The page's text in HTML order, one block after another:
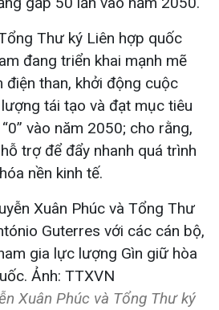
Thư ký Liên hợp quốc
đang triển khai mạnh mẽ
điện than, khởi động cuộc
tái tạo và đạt mục tiêu
vào năm 2050; cho rằng,
trợ để đẩy nhanh quá trình
nền kinh tế.
Xuân Phúc và Tổng Thư ký